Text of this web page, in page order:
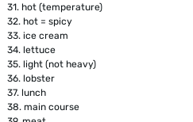
31. hot (temperature)
32. hot = spicy
33. ice cream
34. lettuce
35. light (not heavy)
36. lobster
37. lunch
38. main course